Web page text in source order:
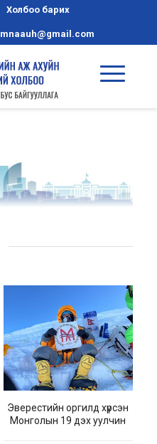
Холбоо барих
mnaauh@gmail.com
Эверестийн оргилд хүрсэн
Монголын 19 дэх уулчин